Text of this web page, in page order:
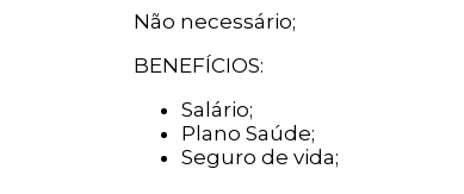
Não necessário;
BENEFÍCIOS:
Salário;
Plano Saúde;
Seguro de vida;